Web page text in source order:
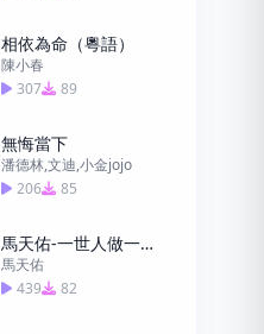
相依為命（粵語）
陳小春
307
89
無悔當下
潘德林,文迪,小金jojo
206
85
馬天佑-一世人做一次傻仔
馬天佑
439
82